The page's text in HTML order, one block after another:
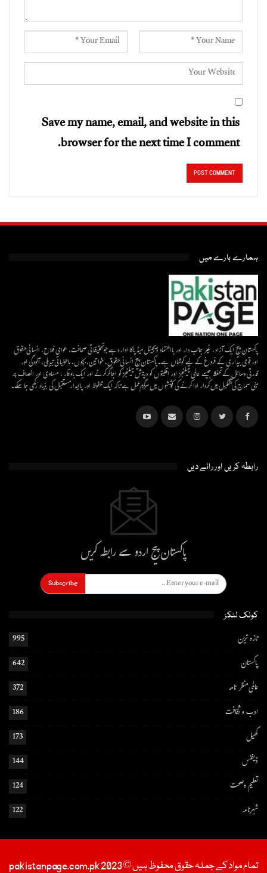
Save my name, email, and website in this
browser for the next time I comment.
ہمارے بارے میں
پاکستان پیج ایک آزاد، غیر جانب دار اور بااعتماد ڈیجیٹل میڈیاکا ادارہ ہے جو تحقیقاتی صحافت، عوامی فلاح، انسانی حقوق
اور قومی بیداری کے فروغ کے لیے کوشاں ہے۔پاکستان پیج انسانی حقوق، خواتین، بچوں، ماحولیاتی تبدیلی، آلودگی اور
قدرتی وسائل کے تحفظ جیسے عالمی چیلنجز اور اقلیتوں کو درپیش چیلنجز کو اجاگر کرنے اور ایک باوقار ، مساوی اور انصاف پر
مبنی سماج کی تشکیل میں کردار ادا کرنے کی کوششوں میں سرگرم عمل ہےتاکہ ایک محفوظ اور پائیدار مستقبل کی بنیاد رکھی جا سکے۔
رابطہ کریں اور رائے دیں
پاکستان پیج اردو سے رابطہ کریں
Subscribe
کوئک لنکز
تازہ ترین
995
پاکستان
642
عالمی منظر نامہ
372
ادب و ثقافت
186
کھیل
173
ڈیفنس
144
تعلیم و صحت
124
شہرنامہ
122
تمام مواد کے جملہ حقوق محفوظ ہیں © 2023 pakistanpage.com.pk